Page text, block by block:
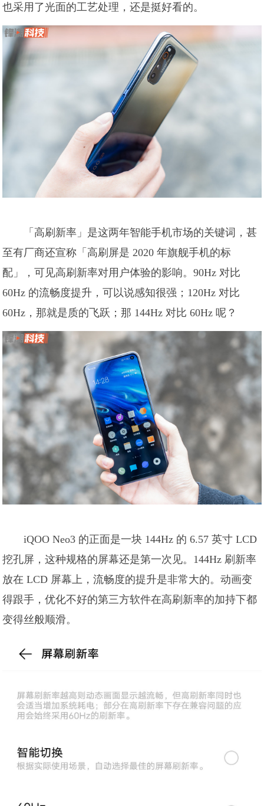
也采用了光面的工艺处理，还是挺好看的。
「高刷新率」是这两年智能手机市场的关键词，甚
至有厂商还宣称「高刷屏是 2020 年旗舰手机的标
配」，可见高刷新率对用户体验的影响。90Hz 对比
60Hz 的流畅度提升，可以说感知很强；120Hz 对比
60Hz，那就是质的飞跃；那 144Hz 对比 60Hz 呢？
iQOO Neo3 的正面是一块 144Hz 的 6.57 英寸 LCD
挖孔屏，这种规格的屏幕还是第一次见。144Hz 刷新率
放在 LCD 屏幕上，流畅度的提升是非常大的。动画变
得跟手，优化不好的第三方软件在高刷新率的加持下都
变得丝般顺滑。